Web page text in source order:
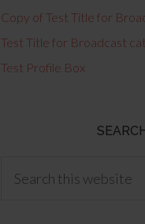
Copy of Test Title for
Test Title for Broadcast
Test Profile Box